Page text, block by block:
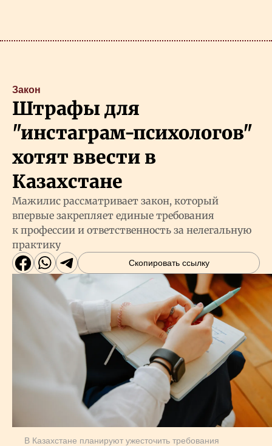
Закон
Штрафы для
"инстаграм-психологов"
хотят ввести в
Казахстане
Мажилис рассматривает закон, который
впервые закрепляет единые требования
к профессии и ответственность за нелегальную
практику
Скопировать ссылку
В Казахстане планируют ужесточить требования